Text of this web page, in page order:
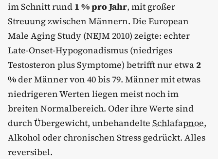
im Schnitt rund 1 % pro Jahr, mit großer
Streuung zwischen Männern. Die European
Male Aging Study (NEJM 2010) zeigte: echter
Late-Onset-Hypogonadismus (niedriges
Testosteron plus Symptome) betrifft nur etwa 2
%der Männer von 40 bis 79. Männer mit etwas
niedrigeren Werten liegen meist noch im
breiten Normalbereich. Oder ihre Werte sind
durch Übergewicht, unbehandelte Schlafapnoe,
Alkohol oder chronischen Stress gedrückt. Alles
reversibel.